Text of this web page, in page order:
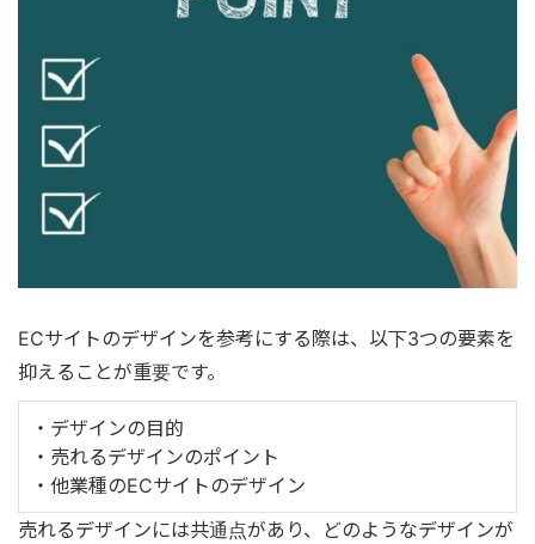
ECサイトのデザインを参考にする際は、以下3つの要素を
抑えることが重要です。
・デザインの目的
・売れるデザインのポイント
・他業種のECサイトのデザイン
売れるデザインには共通点があり、どのようなデザインが